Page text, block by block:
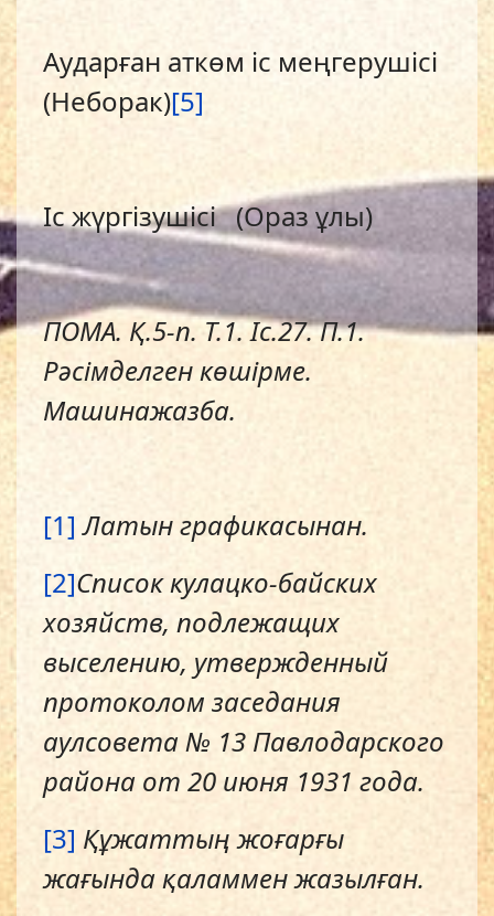
Аударған аткөм іс меңгерушісі
(Неборак)[5]
Іс жүргізушісі (Ораз ұлы)
ПОМА. Қ.5-п. Т.1. Іс.27. П.1.
Рәсiмделген көшiрме.
Машинажазба.
[1] Латын графикасынан.
[2]Списоккулацко-байских
хозяйств, подлежащих
выселению, утвержденный
протоколом заседания
аулсовета № 13 Павлодарского
района от 20 июня 1931 года.
[3] Құжаттың жоғарғы
жағында қаламмен жазылған.